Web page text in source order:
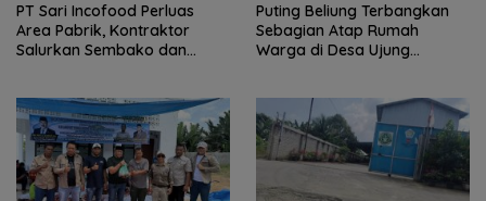
PT Sari Incofood Perluas
Area Pabrik, Kontraktor
Salurkan Sembako dan
Puting Beliung Terbangkan
Sebagian Atap Rumah
Warga di Desa Ujung
Bantuan